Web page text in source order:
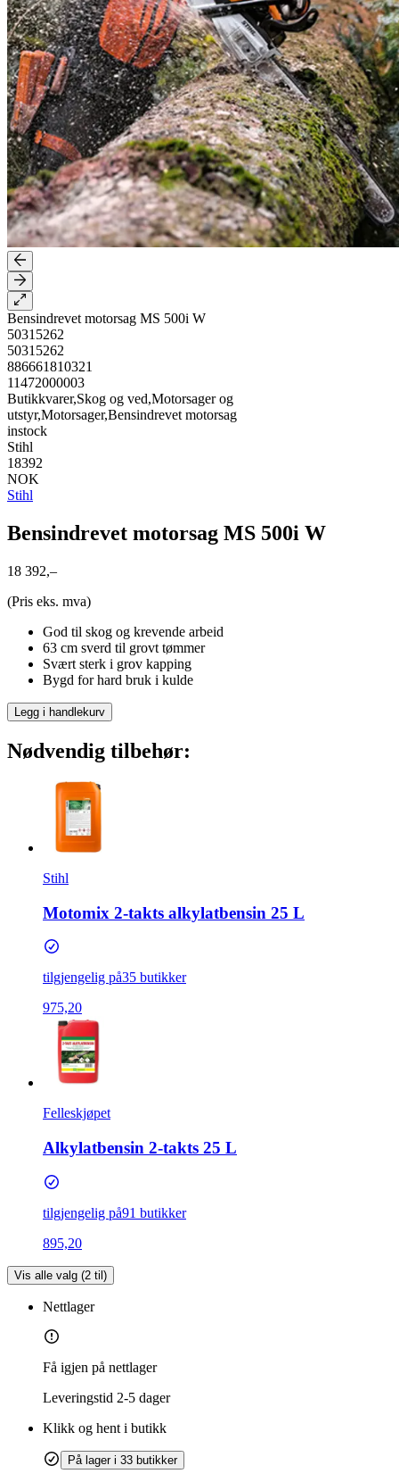
Bensindrevet motorsag MS 500i W
50315262
50315262
886661810321
11472000003
Butikkvarer,Skog og ved,Motorsager og
utstyr,Motorsager,Bensindrevet motorsag
instock
Stihl
18392
NOK
Stihl
Bensindrevet motorsag MS 500i W
18 392,–
(Pris eks. mva)
God til skog og krevende arbeid
63 cm sverd til grovt tømmer
Svært sterk i grov kapping
Bygd for hard bruk i kulde
Legg i handlekurv
Nødvendig tilbehør:
Stihl
Motomix 2-takts alkylatbensin 25 L
tilgjengelig på35 butikker
975,20
Felleskjøpet
Alkylatbensin 2-takts 25 L
tilgjengelig på91 butikker
895,20
Vis alle valg (2 til)
Nettlager
Få igjen på nettlager
Leveringstid 2-5 dager
Klikk og hent i butikk
På lager i 33 butikker